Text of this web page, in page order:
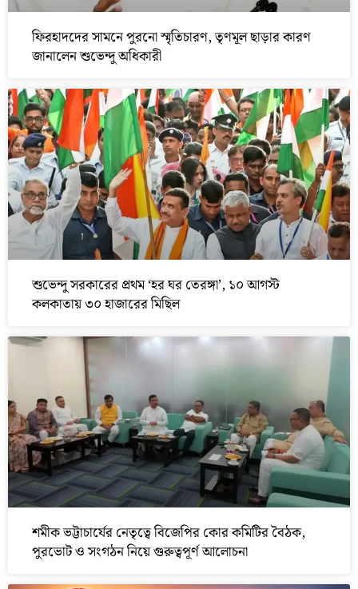
ফিরহাদদের সামনে পুরনো স্মৃতিচারণ, তৃণমূল ছাড়ার কারণ
জানালেন শুভেন্দু অধিকারী
শুভেন্দু সরকারের প্রথম ‘হর ঘর তেরঙ্গা’, ১০ আগস্ট
কলকাতায় ৩০ হাজারের মিছিল
শমীক ভট্টাচার্যের নেতৃত্বে বিজেপির কোর কমিটির বৈঠক,
পুরভোট ও সংগঠন নিয়ে গুরুত্বপূর্ণ আলোচনা